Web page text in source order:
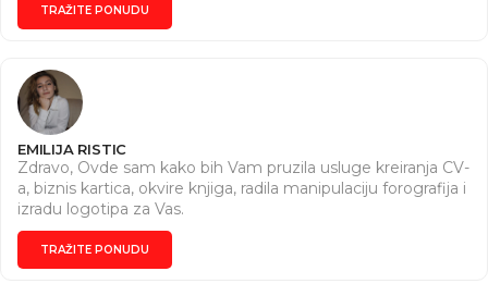
(slika i tekst). Imam završen kurs za digital marketing
menadžera. Znam da izradjujem sajtove u WordPress-u ,
računarom, ambiciozna sam, odgovorna, vredna i željna
novih iskustava.
TRAŽITE PONUDU
EMILIJA RISTIC
Zdravo, Ovde sam kako bih Vam pruzila usluge kreiranja CV-
a, biznis kartica, okvire knjiga, radila manipulaciju forografija i
izradu logotipa za Vas.
TRAŽITE PONUDU